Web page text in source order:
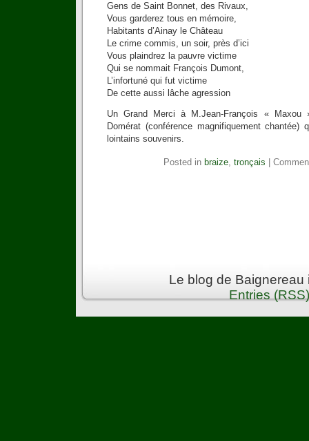
Gens de Saint Bonnet, des Rivaux,
Vous garderez tous en mémoire,
Habitants d’Ainay le Château
Le crime commis, un soir, près d’ici
Vous plaindrez la pauvre victime
Qui se nommait François Dumont,
L’infortuné qui fut victime
De cette aussi lâche agression
Un Grand Merci à M.Jean-François « Maxou
Domérat (conférence magnifiquement
lointains souvenirs.
Posted in braize, tronçais
Le blog de
Entries (RSS)